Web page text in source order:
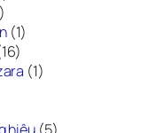
(1)
(1)